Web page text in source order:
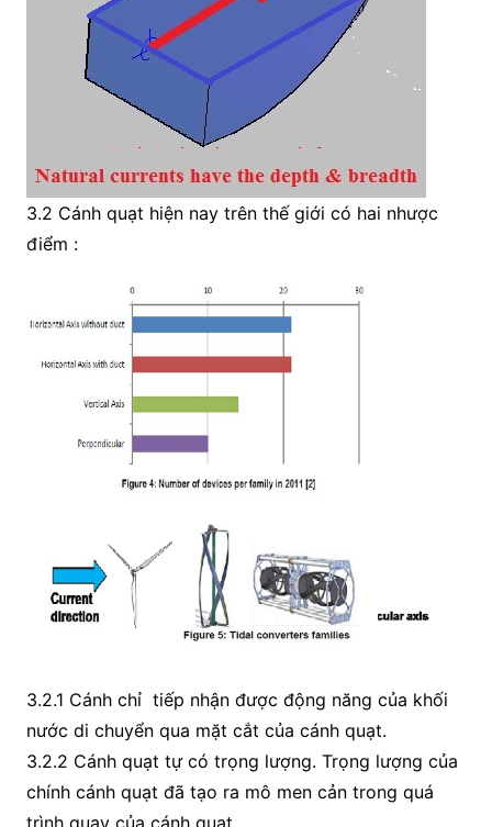
3.2 Cánh quạt hiện nay trên thế giới có hai nhược
điểm :
3.2.1 Cánh chỉ tiếp nhận được động năng của khối
nước di chuyển qua mặt cắt của cánh quạt.
3.2.2 Cánh quạt tự có trọng lượng. Trọng lượng của
chính cánh quạt đã tạo ra mô men cản trong quá
trình quay của cánh quạt.